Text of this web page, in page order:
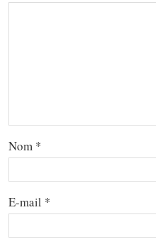
Nom *
E-mail *